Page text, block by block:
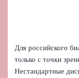
Для российского
только с точки
Нестандартные